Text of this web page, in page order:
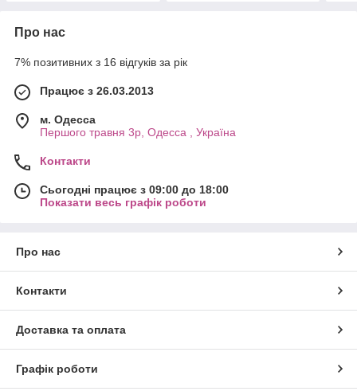
Про нас
7% позитивних з 16 відгуків за рік
Працює з 26.03.2013
м. Одесса
Першого травня 3р, Одесса , Україна
Контакти
Сьогодні працює з 09:00 до 18:00
Показати весь графік роботи
Про нас
Контакти
Доставка та оплата
Графік роботи